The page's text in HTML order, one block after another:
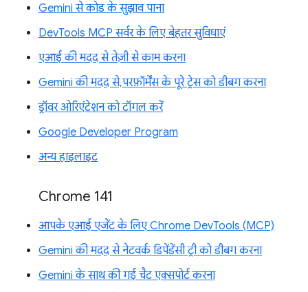
Gemini से कोड के सुझाव पाना
DevTools MCP सर्वर के लिए बेहतर सुविधाएं
एआई की मदद से तेज़ी से काम करना
Gemini की मदद से, परफ़ॉर्मेंस के पूरे ट्रेस को डीबग करना
ड्रॉवर ओरिएंटेशन को टॉगल करें
Google Developer Program
अन्य हाइलाइट
Chrome 141
आपके एआई एजेंट के लिए Chrome DevTools (MCP)
Gemini की मदद से नेटवर्क डिपेंडेंसी ट्री को डीबग करना
Gemini के साथ की गई चैट एक्सपोर्ट करना